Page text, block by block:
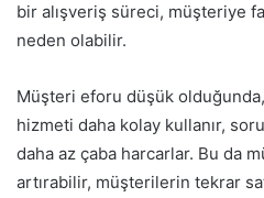
bir alışveriş süreci, müşteriye
neden olabilir.
Müşteri eforu düşük
hizmeti daha kolay kullanır,
daha az çaba harcarlar. Bu da
artırabilir, müşterilerin tekrar